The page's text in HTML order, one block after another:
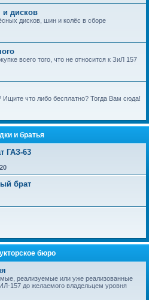
и дисков
дисков, шин и колёс в сборе
всего того, что не относится к ЗиЛ 157
Ищите что либо бесплатно? Тогда Вам сюда!
и братья
ГАЗ-63
брат
бюро
реализуемые или уже реализованные
157 до желаемого владельцем уровня